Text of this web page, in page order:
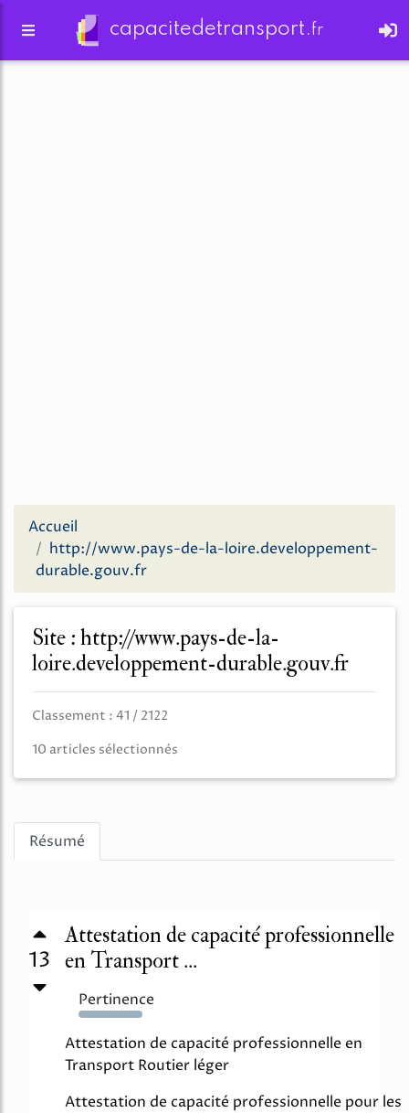
capacitedetransport.fr
Accueil
http://www.pays-de-la-loire.developpement-
durable.gouv.fr
Site : http://www.pays-de-la-
loire.developpement-durable.gouv.fr
Classement : 41 / 2122
10 articles sélectionnés
Résumé
13
Attestation de capacité professionnelle
en Transport ...
Pertinence
3766%
Attestation de capacité professionnelle en
Transport Routier léger
Attestation de capacité professionnelle pour les